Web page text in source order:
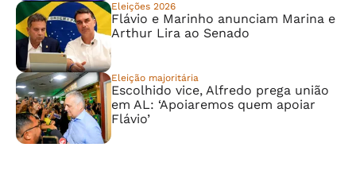
Eleições 2026
Flávio e Marinho anunciam Marina e
Arthur Lira ao Senado
Eleição majoritária
Escolhido vice, Alfredo prega união
em AL: ‘Apoiaremos quem apoiar
Flávio’